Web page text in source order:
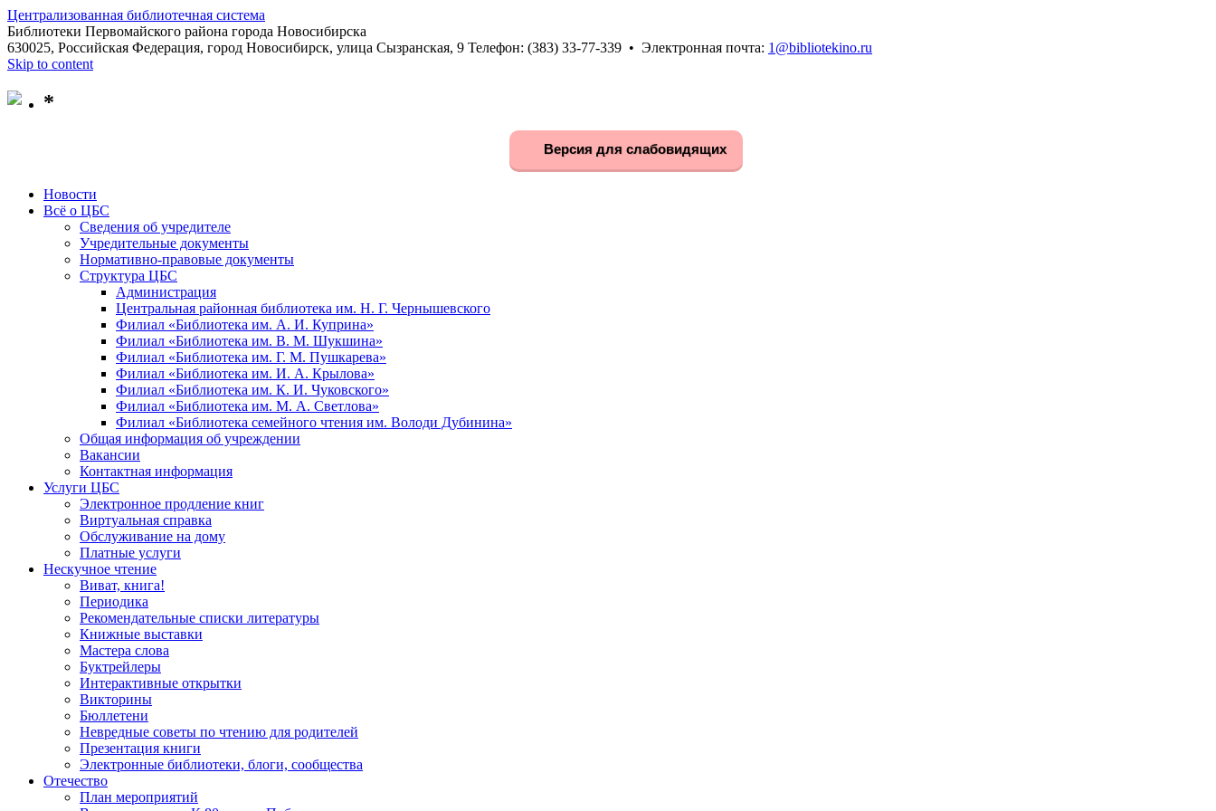
Централизованная библиотечная система
Библиотеки Первомайского района города Новосибирска
630025, Российская Федерация, город Новосибирск, улица Сызранская, 9 Телефон: (383) 33-77-339 • Электронная почта: 1@bibliotekino.ru
Skip to content
*
Версия для слабовидящих
Новости
Всё о ЦБС
Сведения об учредителе
Учредительные документы
Нормативно-правовые документы
Структура ЦБС
Администрация
Центральная районная библиотека им. Н. Г. Чернышевского
Филиал «Библиотека им. А. И. Куприна»
Филиал «Библиотека им. В. М. Шукшина»
Филиал «Библиотека им. Г. М. Пушкарева»
Филиал «Библиотека им. И. А. Крылова»
Филиал «Библиотека им. К. И. Чуковского»
Филиал «Библиотека им. М. А. Светлова»
Филиал «Библиотека семейного чтения им. Володи Дубинина»
Общая информация об учреждении
Вакансии
Контактная информация
Услуги ЦБС
Электронное продление книг
Виртуальная справка
Обслуживание на дому
Платные услуги
Нескучное чтение
Виват, книга!
Периодика
Рекомендательные списки литературы
Книжные выставки
Мастера слова
Буктрейлеры
Интерактивные открытки
Викторины
Бюллетени
Невредные советы по чтению для родителей
Презентация книги
Электронные библиотеки, блоги, сообщества
Отечество
План мероприятий